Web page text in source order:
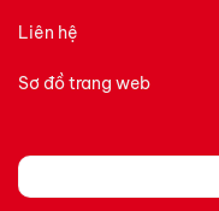
Liên hệ
Sơ đồ trang web